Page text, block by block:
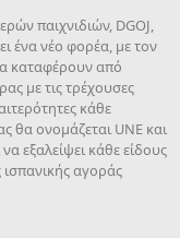
παιχνιδιών, DGOJ,
ένα νέο φορέα, με τον
καταφέρουν από
με τις τρέχουσες
κάθε
θα ονομάζεται UNE και
εξαλείψει κάθε είδους
αγοράς